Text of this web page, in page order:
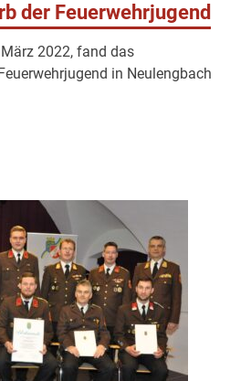
der Feuerwehrjugend
2022, fand das
in Neulengbach